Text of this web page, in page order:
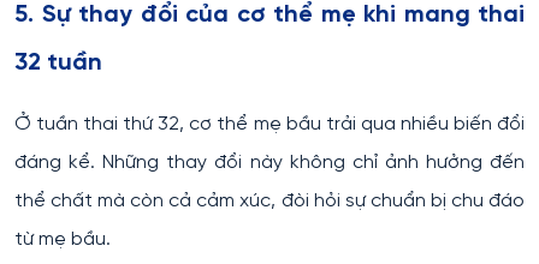
5. Sự thay đổi của cơ thể mẹ khi mang thai
32 tuần
Ở tuần thai thứ 32, cơ thể mẹ bầu trải qua nhiều biến đổi
đáng kể. Những thay đổi này không chỉ ảnh hưởng đến
thể chất mà còn cả cảm xúc, đòi hỏi sự chuẩn bị chu đáo
từ mẹ bầu.